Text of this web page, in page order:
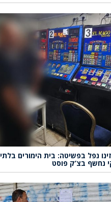
נפל בפשיטה: בית הימורים בלתי
נחשף בצ’ק פוסט